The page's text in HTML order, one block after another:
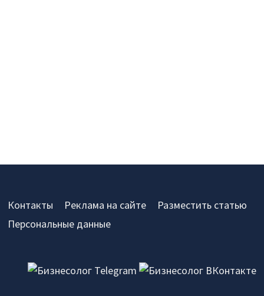
Контакты Реклама на сайте
Разместить статью
Персональные данные